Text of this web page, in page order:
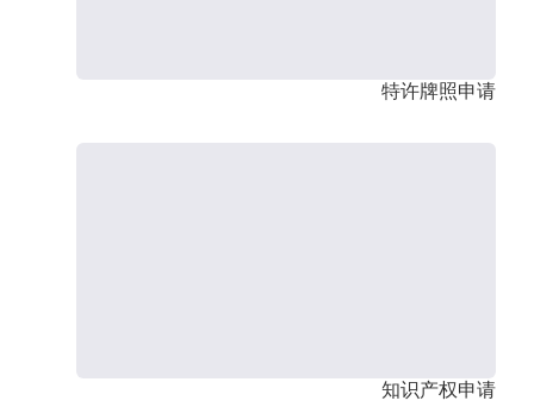
特许牌照申请
知识产权申请